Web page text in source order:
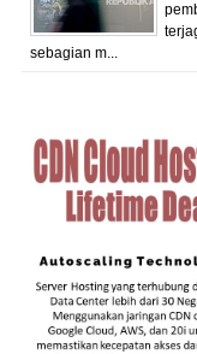
sebagian m...